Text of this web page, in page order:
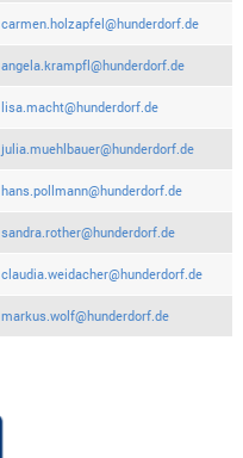
carmen.holzapfel@hunderdorf.de
angela.krampfl@hunderdorf.de
lisa.macht@hunderdorf.de
julia.muehlbauer@hunderdorf.de
hans.pollmann@hunderdorf.de
sandra.rother@hunderdorf.de
claudia.weidacher@hunderdorf.de
markus.wolf@hunderdorf.de